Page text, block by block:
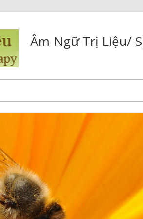
Âm Ngữ Trị Liệu/